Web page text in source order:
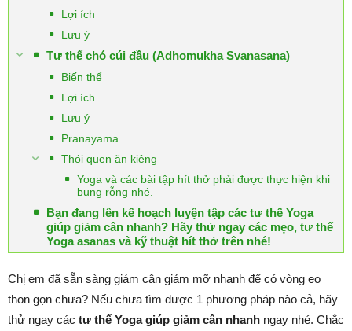
Lợi ích
Lưu ý
Tư thế chó cúi đầu (Adhomukha Svanasana)
Biến thể
Lợi ích
Lưu ý
Pranayama
Thói quen ăn kiêng
Yoga và các bài tập hít thở phải được thực hiện khi
bụng rỗng nhé.
Bạn đang lên kế hoạch luyện tập các tư thế Yoga
giúp giảm cân nhanh? Hãy thử ngay các mẹo, tư thế
Yoga asanas và kỹ thuật hít thở trên nhé!
Chị em đã sẵn sàng giảm cân giảm mỡ nhanh để có vòng eo
thon gọn chưa? Nếu chưa tìm được 1 phương pháp nào cả, hãy
thử ngay các tư thế Yoga giúp giảm cân nhanh ngay nhé. Chắc